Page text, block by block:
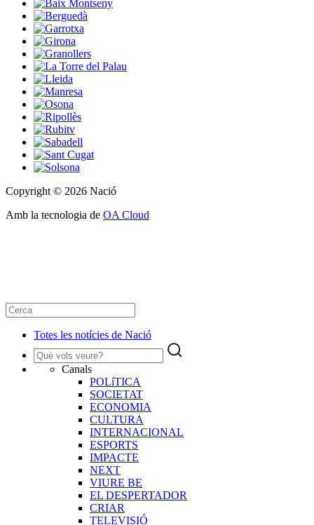
Copyright © 2026 Nació
Amb la tecnologia de OA Cloud
Totes les notícies de Nació
Canals
POLíTICA
SOCIETAT
ECONOMIA
CULTURA
INTERNACIONAL
ESPORTS
IMPACTE
NEXT
VIURE BE
EL DESPERTADOR
CRIAR
TELEVISIÓ